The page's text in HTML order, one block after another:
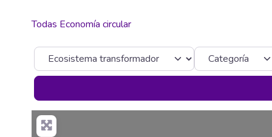
Todas Economía circular
Seleccionar el formulario de búsquedaCategoría